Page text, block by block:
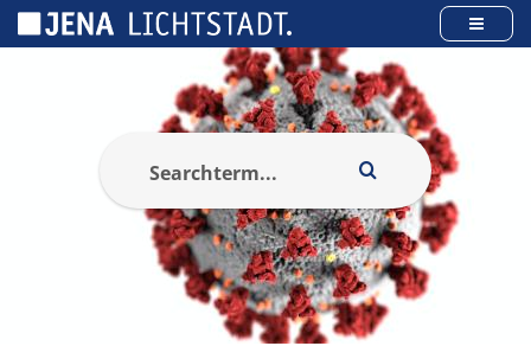
Panel de gestión de cookies